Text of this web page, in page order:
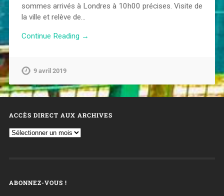
sommes arrivés à Londres à 10h00 précises. Visite de
la ville et relève de…
Continue Reading →
9 avril 2019
ACCÈS DIRECT AUX ARCHIVES
ABONNEZ-VOUS !